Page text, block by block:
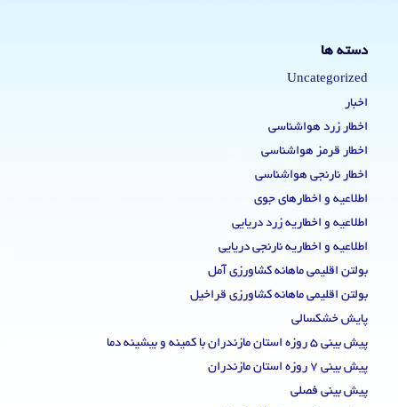
دسته ها
Uncategorized
اخبار
اخطار زرد هواشناسی
اخطار قرمز هواشناسی
اخطار نارنجی هواشناسی
اطلاعیه و اخطارهای جوی
اطلاعیه و اخطاریه زرد دریایی
اطلاعیه و اخطاریه نارنجی دریایی
بولتن اقلیمی ماهانه کشاورزی آمل
بولتن اقلیمی ماهانه کشاورزی قراخیل
پایش خشکسالی
پیش بینی 5 روزه استان مازندران با کمینه و بیشینه دما
پیش بینی 7 روزه استان مازندران
پیش بینی فصلی